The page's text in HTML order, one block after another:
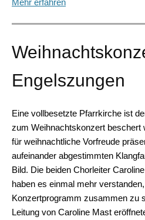
Mehr erfahren
Engelszungen
Eine vollbesetzte Pfarrkirche ist
zum Weihnachtskonzert beschert
für weihnachtliche Vorfreude
aufeinander abgestimmten
Bild. Die beiden Chorleiter
haben es einmal mehr
Konzertprogramm zusammen zu
Leitung von Caroline Mast